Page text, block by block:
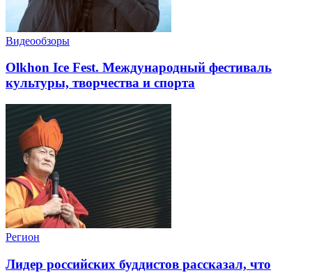
Видеообзоры
Olkhon Ice Fest. Международный фестиваль
культуры, творчества и спорта
Регион
Лидер российских буддистов рассказал, что